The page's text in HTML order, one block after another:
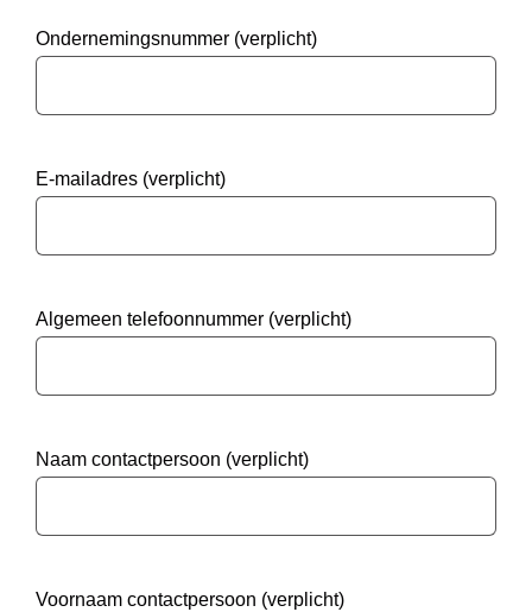
Ondernemingsnummer (verplicht)
E-mailadres (verplicht)
Algemeen telefoonnummer (verplicht)
Naam contactpersoon (verplicht)
Voornaam contactpersoon (verplicht)